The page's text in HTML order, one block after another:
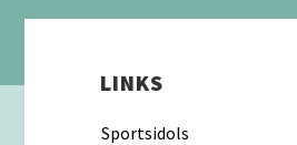
LINKS
Sportsidols